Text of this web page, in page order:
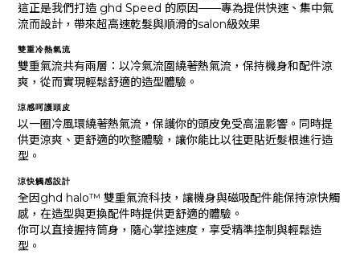
這正是我們打造 ghd Speed 的原因——專為提供快速、集中氣
流而設計，帶來超高速乾髮與順滑的salon級效果
雙重冷熱氣流
雙重氣流共有兩層：以冷氣流圍繞著熱氣流，保持機身和配件涼
爽，從而實現輕鬆舒適的造型體驗。
涼感呵護頭皮
以一圈冷風環繞著熱氣流，保護你的頭皮免受高溫影響。同時提
供更涼爽、更舒適的吹整體驗，讓你能比以往更貼近髮根進行造
型。
涼快觸感設計
全因ghd halo™ 雙重氣流科技，讓機身與磁吸配件能保持涼快觸
感，在造型與更換配件時提供更舒適的體驗。
你可以直接握持筒身，隨心掌控速度，享受精準控制與輕鬆造
型。